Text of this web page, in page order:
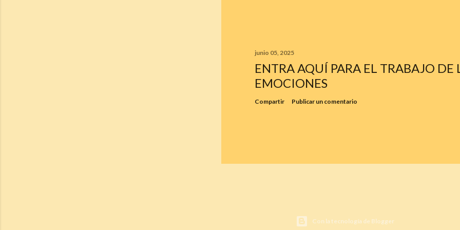
junio 05, 2025
ENTRA AQUÍ PARA EL TRABAJO DE
EMOCIONES
Compartir Publicar un comentario
Con la tecnología de Blogger